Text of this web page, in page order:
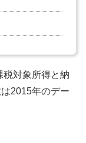
対象所得と納
2015年のデー